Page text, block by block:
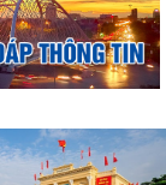
CHỨC PHIÊN HỌP